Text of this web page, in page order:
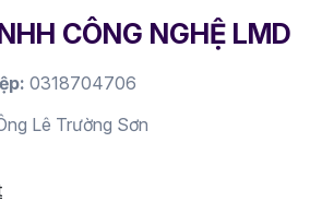
CÔNG NGHỆ LMD
0318704706
Lê Trường Sơn